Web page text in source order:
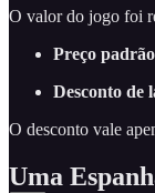
O valor do jogo foi
Preço
Desconto de
O desconto vale
Uma